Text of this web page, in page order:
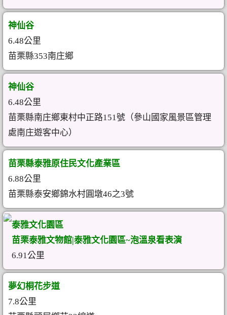
神仙谷
6.48公里
苗栗縣353南庄鄉
神仙谷
6.48公里
苗栗縣南庄鄉東村中正路151號（參山國家風景區管理
處南庄遊客中心）
苗栗縣泰雅原住民文化產業區
6.88公里
苗栗縣泰安鄉錦水村圓墩46之3號
泰雅文化園區
苗栗泰雅文物館|泰雅文化園區~泡溫泉看表演
6.91公里
夢幻桐花步道
7.8公里